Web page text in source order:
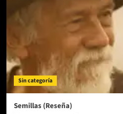
Sin categoría
Semillas (Reseña)